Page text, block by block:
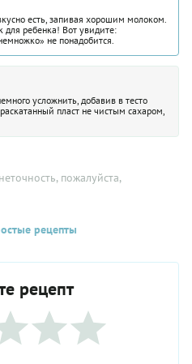
есть, запивая хорошим молоком.
для ребенка! Вот увидите:
не понадобится.
усложнить, добавив в тесто
пласт не чистым сахаром,
пожалуйста,
рецепты
рецепт